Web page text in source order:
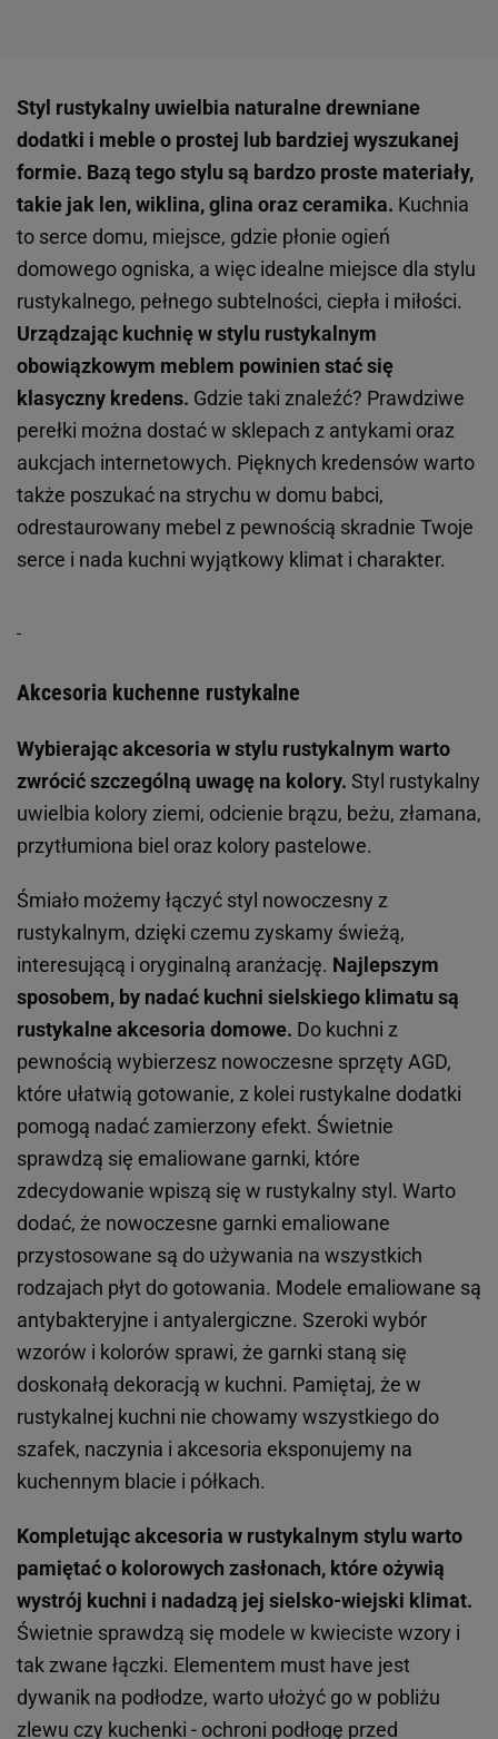
Styl rustykalny uwielbia naturalne drewniane
dodatki i meble o prostej lub bardziej wyszukanej
formie. Bazą tego stylu są bardzo proste materiały,
takie jak len, wiklina, glina oraz ceramika. Kuchnia
to serce domu, miejsce, gdzie płonie ogień
domowego ogniska, a więc idealne miejsce dla stylu
rustykalnego, pełnego subtelności, ciepła i miłości.
Urządzając kuchnię w stylu rustykalnym
obowiązkowym meblem powinien stać się
klasyczny kredens. Gdzie taki znaleźć? Prawdziwe
perełki można dostać w sklepach z antykami oraz
aukcjach internetowych. Pięknych kredensów warto
także poszukać na strychu w domu babci,
odrestaurowany mebel z pewnością skradnie Twoje
serce i nada kuchni wyjątkowy klimat i charakter.
Akcesoria kuchenne rustykalne
Wybierając akcesoria w stylu rustykalnym warto
zwrócić szczególną uwagę na kolory. Styl rustykalny
uwielbia kolory ziemi, odcienie brązu, beżu, złamana,
przytłumiona biel oraz kolory pastelowe.
Śmiało możemy łączyć styl nowoczesny z
rustykalnym, dzięki czemu zyskamy świeżą,
interesującą i oryginalną aranżację. Najlepszym
sposobem, by nadać kuchni sielskiego klimatu są
rustykalne akcesoria domowe. Do kuchni z
pewnością wybierzesz nowoczesne sprzęty AGD,
które ułatwią gotowanie, z kolei rustykalne dodatki
pomogą nadać zamierzony efekt. Świetnie
sprawdzą się emaliowane garnki, które
zdecydowanie wpiszą się w rustykalny styl. Warto
dodać, że nowoczesne garnki emaliowane
przystosowane są do używania na wszystkich
rodzajach płyt do gotowania. Modele emaliowane są
antybakteryjne i antyalergiczne. Szeroki wybór
wzorów i kolorów sprawi, że garnki staną się
doskonałą dekoracją w kuchni. Pamiętaj, że w
rustykalnej kuchni nie chowamy wszystkiego do
szafek, naczynia i akcesoria eksponujemy na
kuchennym blacie i półkach.
Kompletując akcesoria w rustykalnym stylu warto
pamiętać o kolorowych zasłonach, które ożywią
wystrój kuchni i nadadzą jej sielsko-wiejski klimat.
Świetnie sprawdzą się modele w kwieciste wzory i
tak zwane łączki. Elementem must have jest
dywanik na podłodze, warto ułożyć go w pobliżu
zlewu czy kuchenki - ochroni podłogę przed